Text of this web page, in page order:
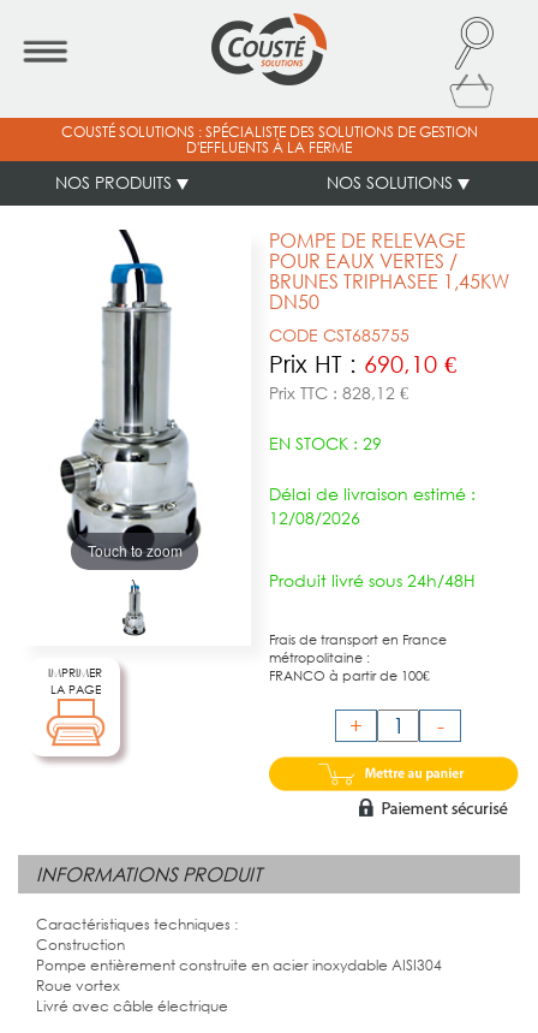
COUSTÉ SOLUTIONS : SPÉCIALISTE DES SOLUTIONS DE GESTION
D'EFFLUENTS À LA FERME
NOS PRODUITS NOS SOLUTIONS
Touch to zoom
POMPE DE RELEVAGE
POUR EAUX VERTES /
BRUNES TRIPHASEE 1,45KW
DN50
CODE CST685755
Prix HT : 690,10 €
Prix TTC : 828,12 €
EN STOCK : 29
Délai de livraison estimé :
12/08/2026
Produit livré sous 24h/48H
Frais de transport en France
métropolitaine :
FRANCO à partir de 100€
+ -
IMPRIMER
LA PAGE
INFORMATIONS PRODUIT
Caractéristiques techniques :
Construction
Pompe entièrement construite en acier inoxydable AISI304
Roue vortex
Livré avec câble électrique